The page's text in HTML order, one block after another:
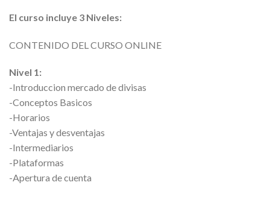
El curso incluye 3 Niveles:
CONTENIDO DEL CURSO ONLINE
Nivel 1:
-Introduccion mercado de divisas
-Conceptos Basicos
-Horarios
-Ventajas y desventajas
-Intermediarios
-Plataformas
-Apertura de cuenta